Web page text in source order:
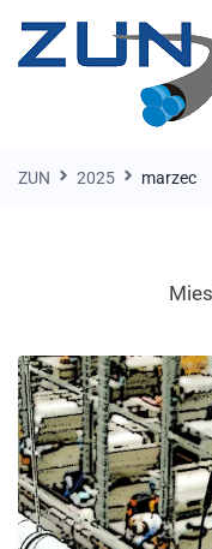
ZUN 2025 marzec